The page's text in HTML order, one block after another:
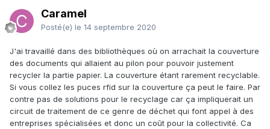
Caramel
Posté(e) le 14 septembre 2020
J'ai travaillé dans des bibliothèques où on arrachait la couverture
des documents qui allaient au pilon pour pouvoir justement
recycler la partie papier. La couverture étant rarement recyclable.
Si vous collez les puces rfid sur la couverture ça peut le faire. Par
contre pas de solutions pour le recyclage car ça impliquerait un
circuit de traitement de ce genre de déchet qui font appel à des
entreprises spécialisées et donc un coût pour la collectivité. Ca